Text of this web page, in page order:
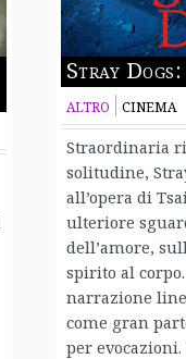
Stray
ALTRO CINEMA
Straordinaria
solitudine,
all’opera di
ulteriore
dell’amore,
spirito al
narrazione
come gran
per